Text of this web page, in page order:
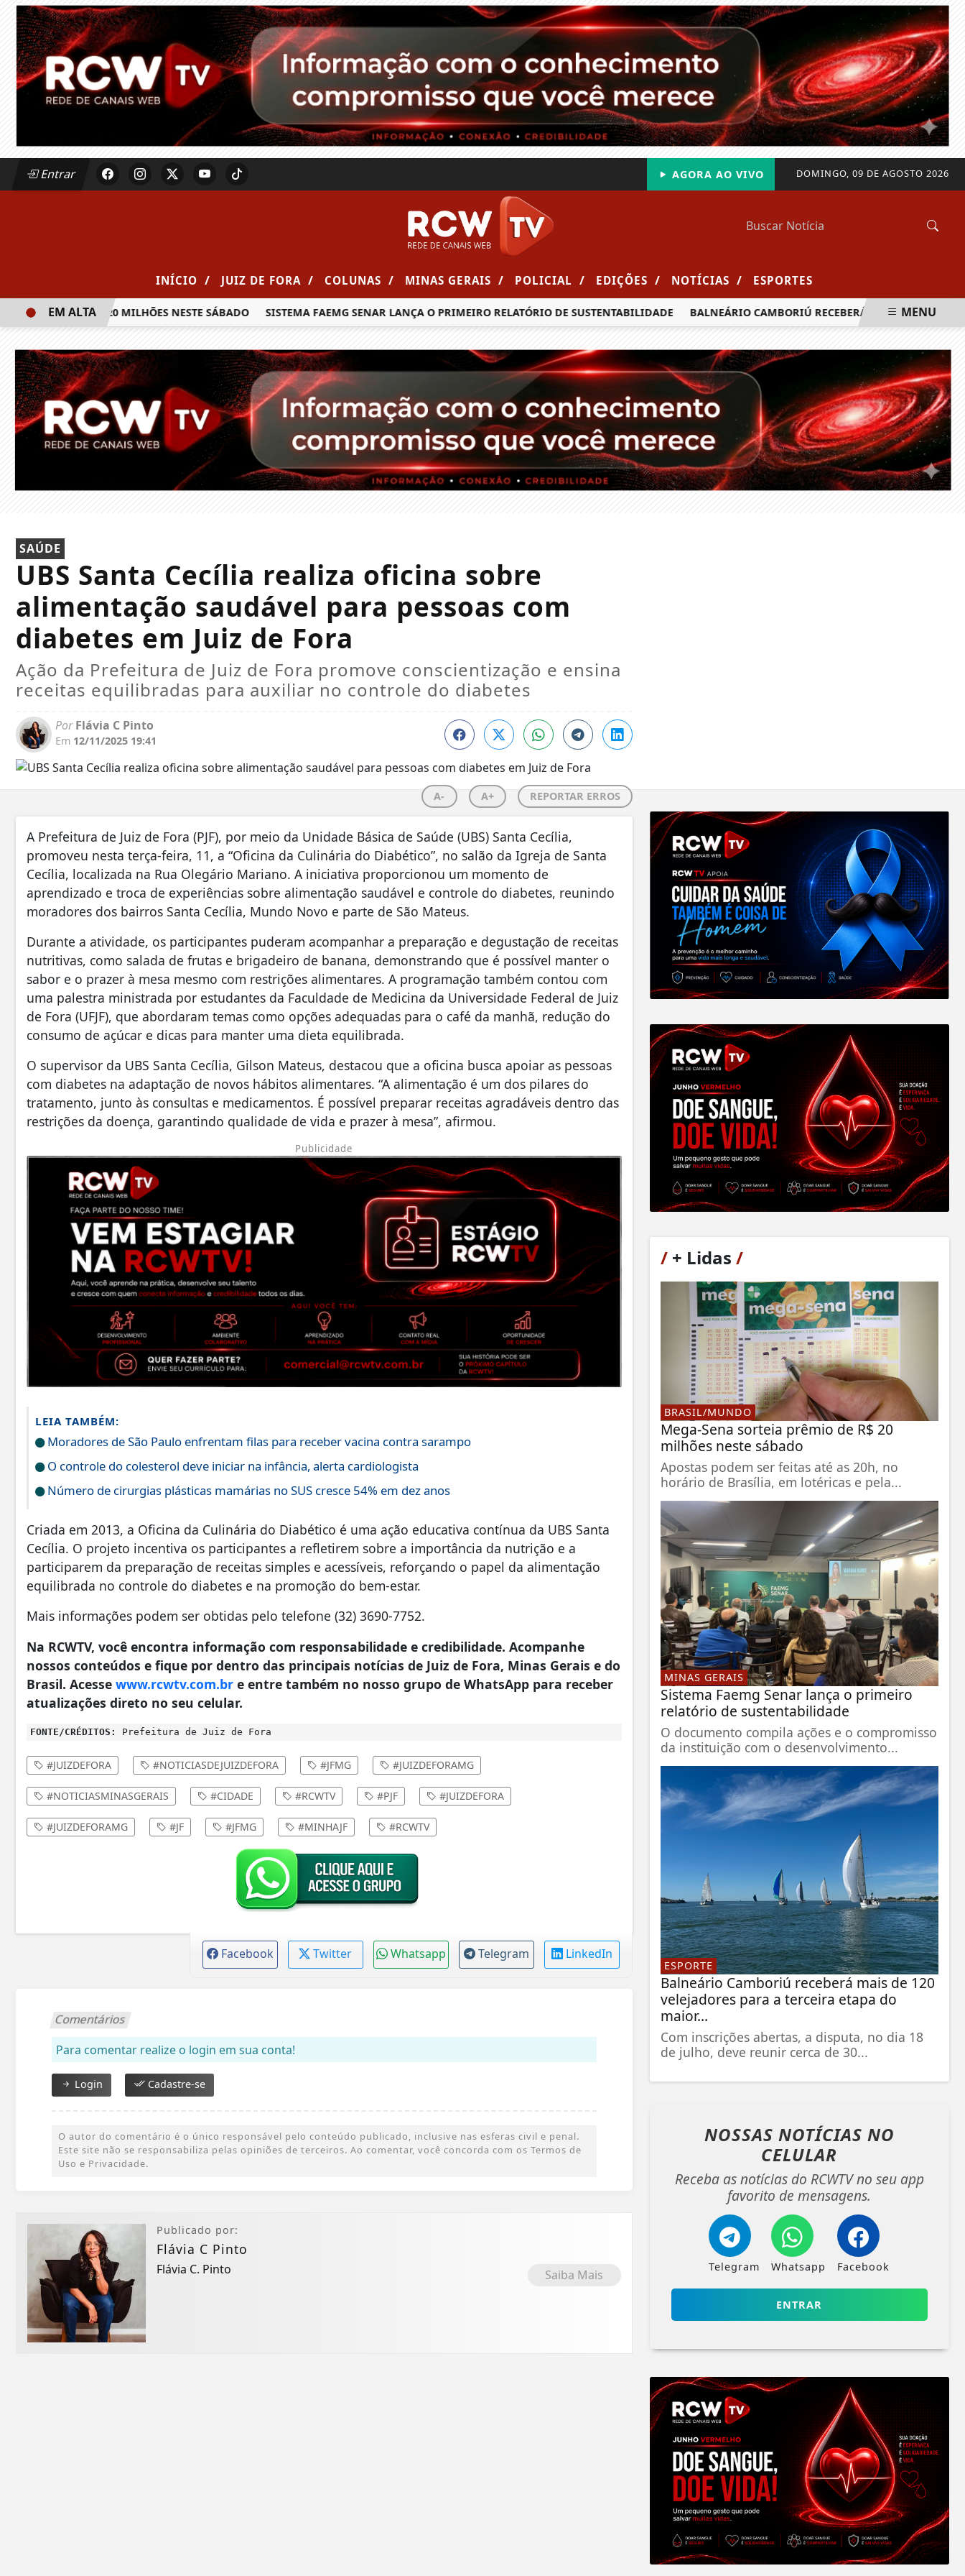
Entrar DOMINGO, 09 DE AGOSTO 2026
AGORA AO VIVO
INÍCIO / JUIZ DE FORA / COLUNAS / MINAS GERAIS / POLICIAL / EDIÇÕES / NOTÍCIAS / ESPORTES
PRÊMIO DE R$ 20 MILHÕES NESTE SÁBADO SISTEMA FAEMG SENAR LANÇA O PRIMEIRO RELATÓRIO DE SUSTENTABILIDADE BALNEÁRIO CAMBORIÚ RECEBERÁ MAIS DE 120
EM ALTA MENU
SAÚDE
UBS Santa Cecília realiza oficina sobre
alimentação saudável para pessoas com
diabetes em Juiz de Fora
Ação da Prefeitura de Juiz de Fora promove conscientização e ensina
receitas equilibradas para auxiliar no controle do diabetes
PorFlávia C Pinto
Em 12/11/2025 19:41
A- A+ REPORTAR ERROS
A Prefeitura de Juiz de Fora (PJF), por meio da Unidade Básica de Saúde (UBS) Santa Cecília,
promoveu nesta terça-feira, 11, a “Oficina da Culinária do Diabético”, no salão da Igreja de Santa
Cecília, localizada na Rua Olegário Mariano. A iniciativa proporcionou um momento de
aprendizado e troca de experiências sobre alimentação saudável e controle do diabetes, reunindo
moradores dos bairros Santa Cecília, Mundo Novo e parte de São Mateus.
Durante a atividade, os participantes puderam acompanhar a preparação e degustação de receitas
nutritivas, como salada de frutas e brigadeiro de banana, demonstrando que é possível manter o
sabor e o prazer à mesa mesmo com restrições alimentares. A programação também contou com
uma palestra ministrada por estudantes da Faculdade de Medicina da Universidade Federal de Juiz
de Fora (UFJF), que abordaram temas como opções adequadas para o café da manhã, redução do
consumo de açúcar e dicas para manter uma dieta equilibrada.
O supervisor da UBS Santa Cecília, Gilson Mateus, destacou que a oficina busca apoiar as pessoas
com diabetes na adaptação de novos hábitos alimentares. “A alimentação é um dos pilares do
tratamento, junto às consultas e medicamentos. É possível preparar receitas agradáveis dentro das
restrições da doença, garantindo qualidade de vida e prazer à mesa”, afirmou.
Publicidade
LEIA TAMBÉM:
Moradores de São Paulo enfrentam filas para receber vacina contra sarampo
O controle do colesterol deve iniciar na infância, alerta cardiologista
Número de cirurgias plásticas mamárias no SUS cresce 54% em dez anos
Criada em 2013, a Oficina da Culinária do Diabético é uma ação educativa contínua da UBS Santa
Cecília. O projeto incentiva os participantes a refletirem sobre a importância da nutrição e a
participarem da preparação de receitas simples e acessíveis, reforçando o papel da alimentação
equilibrada no controle do diabetes e na promoção do bem-estar.
Mais informações podem ser obtidas pelo telefone (32) 3690-7752.
Na RCWTV, você encontra informação com responsabilidade e credibilidade. Acompanhe
nossos conteúdos e fique por dentro das principais notícias de Juiz de Fora, Minas Gerais e do
Brasil. Acesse www.rcwtv.com.br e entre também no nosso grupo de WhatsApp para receber
atualizações direto no seu celular.
FONTE/CRÉDITOS: Prefeitura de Juiz de Fora
#JUIZDEFORA #NOTICIASDEJUIZDEFORA #JFMG #JUIZDEFORAMG
#NOTICIASMINASGERAIS #CIDADE #RCWTV #PJF #JUIZDEFORA
#JUIZDEFORAMG #JF #JFMG #MINHAJF #RCWTV
Facebook Twitter Whatsapp Telegram LinkedIn
Comentários
Para comentar realize o login em sua conta!
Login Cadastre-se
O autor do comentário é o único responsável pelo conteúdo publicado, inclusive nas esferas civil e penal.
Este site não se responsabiliza pelas opiniões de terceiros. Ao comentar, você concorda com os Termos de
Uso e Privacidade.
Publicado por:
Flávia C Pinto
Flávia C. Pinto Saiba Mais
/+ Lidas /
BRASIL/MUNDO
Mega-Sena sorteia prêmio de R$ 20
milhões neste sábado
Apostas podem ser feitas até as 20h, no
horário de Brasília, em lotéricas e pela...
MINAS GERAIS
Sistema Faemg Senar lança o primeiro
relatório de sustentabilidade
O documento compila ações e o compromisso
da instituição com o desenvolvimento...
ESPORTE
Balneário Camboriú receberá mais de 120
velejadores para a terceira etapa do
maior...
Com inscrições abertas, a disputa, no dia 18
de julho, deve reunir cerca de 30...
NOSSAS NOTÍCIAS NO
CELULAR
Receba as notícias do RCWTV no seu app
favorito de mensagens.
Telegram Whatsapp Facebook
ENTRAR